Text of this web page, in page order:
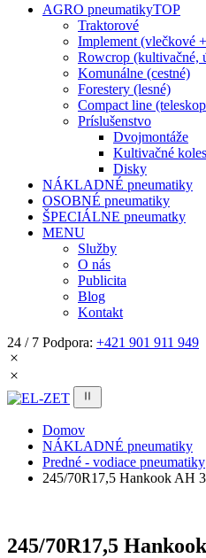
AGRO pneumatikyTOP
Traktorové
Implement (vlečkové
Rowcrop (kultivačné,
Komunálne (cestné)
Forestery (lesné)
Compact line
Príslušenstvo
Dvojmontáže
Kultivačné
Disky
NÁKLADNÉ pneumatiky
OSOBNÉ pneumatiky
ŠPECIÁLNE pneumatky
MENU
Služby
O nás
Publicita
Blog
Kontakt
24 / 7 Podpora: +421 901 911 949
Domov
NÁKLADNÉ pneumatiky
Predné - vodiace pneumatiky
245/70R17,5 Hankook AH
245/70R17,5